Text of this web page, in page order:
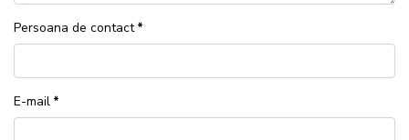
Persoana de contact *
E-mail *